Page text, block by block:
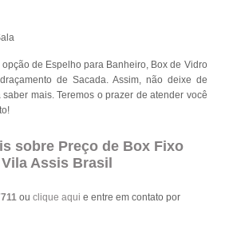
de Espelho para Banheiro, Box de Vidro
de Sacada. Assim, não deixe de
mais. Teremos o prazer de atender você
sobre Preço de Box Fixo
Assis Brasil
ouclique aqui e entre em contato por